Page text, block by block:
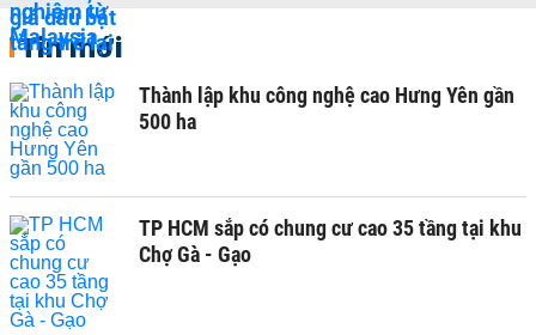
Tin mới
Thành lập khu công nghệ cao Hưng Yên gần
500 ha
TP HCM sắp có chung cư cao 35 tầng tại khu
Chợ Gà - Gạo